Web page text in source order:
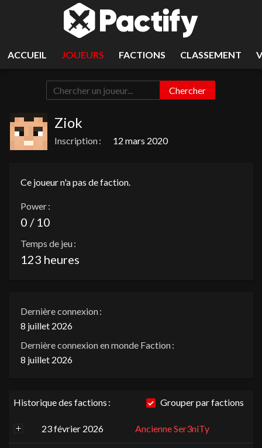
ACCUEIL JOUEURS FACTIONS CLASSEMENT
Chercher
Ziok
Inscription : 12 mars 2020
Ce joueur n'a pas de faction.
Power :
0 / 10
Temps de jeu :
123 heures
Dernière connexion :
8 juillet 2026
Dernière connexion en monde Faction :
8 juillet 2026
Historique des factions : Grouper par factions
23 février 2026 Ancienne Ser3niTy